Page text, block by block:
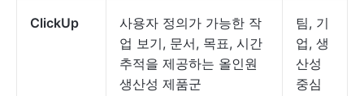
ClickUp
사용자 정의가 가능한 작
업 보기, 문서, 목표, 시간
추적을 제공하는 올인원
생산성 제품군
팀, 기
업, 생
산성
중심